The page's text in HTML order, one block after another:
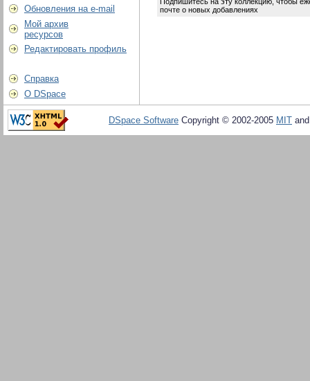
Обновления на e-mail
Мой архив
ресурсов
Редактировать профиль
Справка
О DSpace
почте о новых добавлениях
DSpace Software Copyright © 2002-2005 MIT